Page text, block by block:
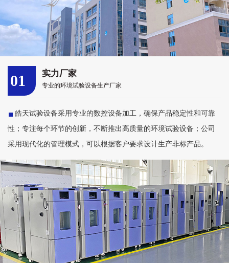
01 实力厂家
专业的环境试验设备生产厂家
皓天试验设备采用专业的数控设备加工，确保产品稳定性和可靠
性；专注每个环节的创新，不断推出高质量的环境试验设备；公司
采用现代化的管理模式，可以根据客户要求设计生产非标产品。